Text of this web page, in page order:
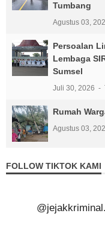
Tumbang
Agustus 03,
Persoalan
Lembaga
Sumsel
Juli 30, 2026
Rumah
Agustus 03,
FOLLOW TIKTOK KAMI